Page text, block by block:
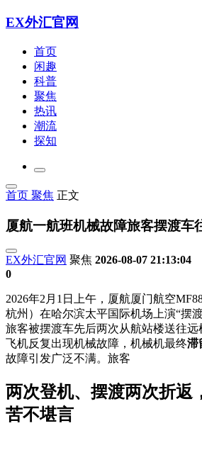
EX外汇官网
首页
闲趣
科普
聚焦
热讯
潮流
探知
首页 聚焦 正文
厦航一航班机械故障旅客摆渡车
EX外汇官网 聚焦 2026-08-07 21:13:04
0
2026年2月1日上午，厦航厦门航空
杭州）在哈尔滨太平国际机场上演“摆
旅客被摆渡车先后两次从航站楼送往远
飞机反复出现机械故障，机械机最终滞
故障引发广泛不满。旅客
两次登机、摆渡两次折返
苦不堪言